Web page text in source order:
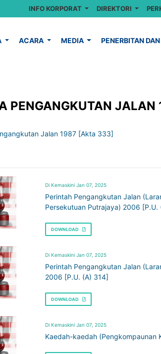
INFO KORPORAT DIREKTORI
ACARA MEDIA PENERBITAN
PENGANGKUTAN
Jalan 1987 [Akta 333]
Di Kemaskini Jan 07, 2025
Perintah Pengangkutan Jalan
Persekutuan Putrajaya) 2006 [P.U.
DOWNLOAD
Di Kemaskini Jan 07, 2025
Perintah Pengangkutan Jalan
2006 [P.U. (A) 314]
DOWNLOAD
Di Kemaskini Jan 07, 2025
Kaedah-kaedah (Pengkompaunan